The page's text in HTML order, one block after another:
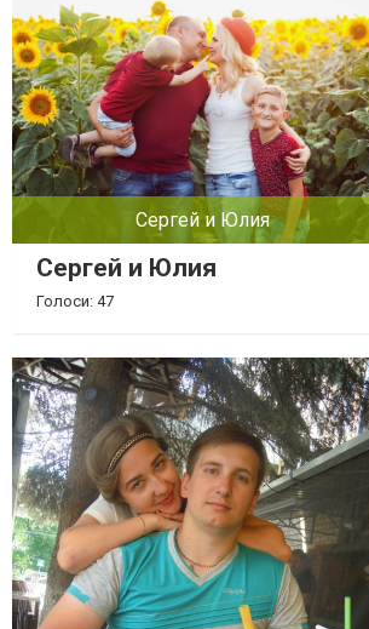
Сергей и Юлия
Сергей и Юлия
Голоси: 47